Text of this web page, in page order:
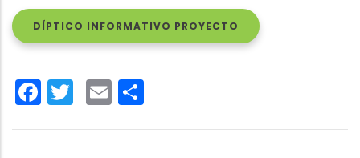
DÍPTICO INFORMATIVO PROYECTO
Facebook
Twitter
Email